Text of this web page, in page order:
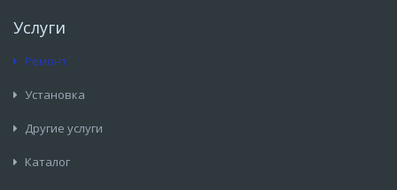
Услуги
Ремонт
Установка
Другие услуги
Каталог